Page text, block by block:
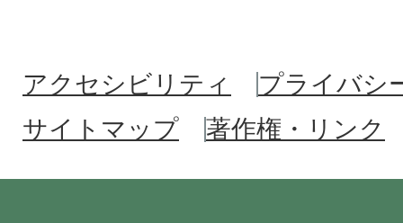
アクセシビリティ
プライバシ
サイトマップ
著作権・リンク